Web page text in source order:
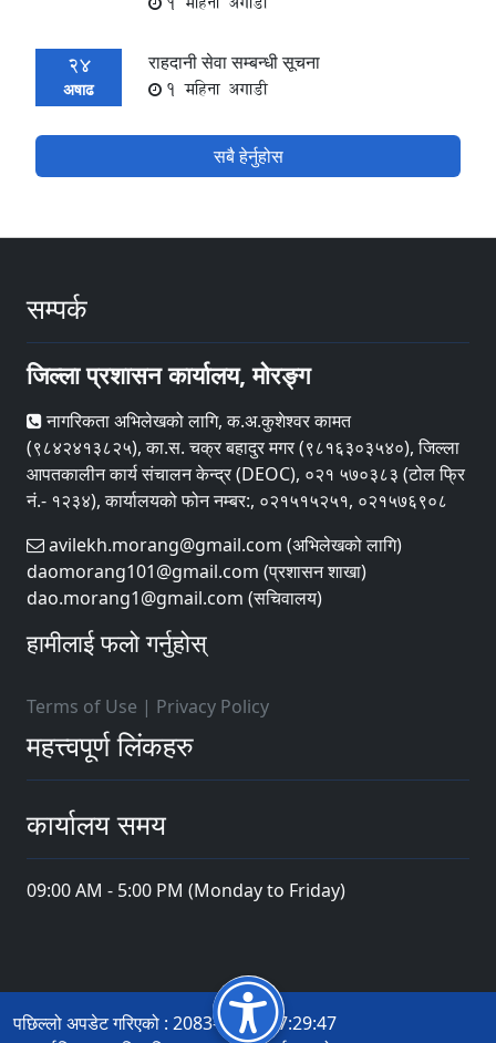
24
अषाढ
राहदानी सेवा सम्बन्धी सूचना
1 महिना अगाडी
सबै हेर्नुहोस
सम्पर्क
जिल्ला प्रशासन कार्यालय, मोरङ्ग
नागरिकता अभिलेखको लागि, क.अ.कुशेश्वर कामत
(९८४२४१३८२५), का.स. चक्र बहादुर मगर (९८१६३०३५४०), जिल्ला
आपतकालीन कार्य संचालन केन्द्र (DEOC), ०२१ ५७०३८३ (टोल फ्रि
नं.- १२३४), कार्यालयको फोन नम्बर:, ०२१५१५२५१, ०२१५७६९०८
avilekh.morang@gmail.com (अभिलेखको लागि)
daomorang101@gmail.com (प्रशासन शाखा)
dao.morang1@gmail.com (सचिवालय)
हामीलाई फलो गर्नुहोस्
Terms of Use | Privacy Policy
महत्त्वपूर्ण लिंकहरु
कार्यालय समय
09:00 AM - 5:00 PM (Monday to Friday)
पछिल्लो अपडेट गरिएको : 2083-04-18 17:29:47